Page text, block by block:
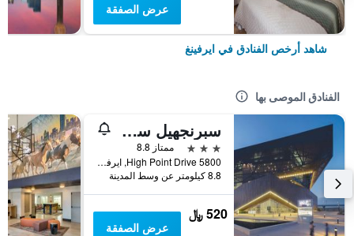
عرض الصفقة
شاهد أرخص الفنادق في ايرفينغ
الفنادق الموصى بها
سبرنجهيل سويتس باي ماريوت دفو إربورت إست
3 نجوم
ممتاز 8.8
5800 High Point Drive, ايرفينغ, TX, الولايات المتحدة الأميريكية
8.8 كيلومتر عن وسط المدينة
520 ﷼
عرض الصفقة